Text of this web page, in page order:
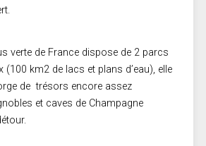
verte de France dispose de 2 parcs
(100 km2 de lacs et plans d’eau), elle
de trésors encore assez
et caves de Champagne